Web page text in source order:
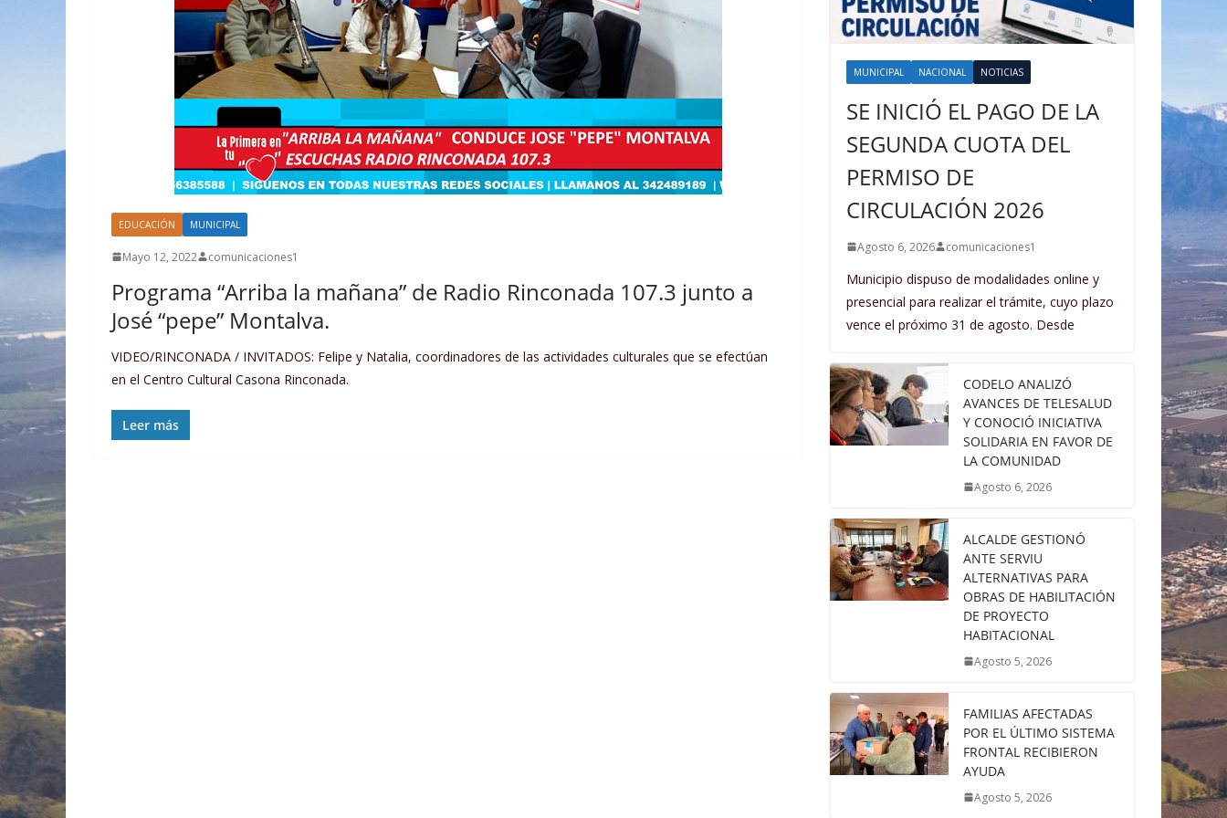
EDUCACIÓN MUNICIPAL
Mayo 12, 2022 comunicaciones1
Programa “Arriba la mañana” de Radio Rinconada 107.3 junto a
José “pepe” Montalva.
VIDEO/RINCONADA / INVITADOS: Felipe y Natalia, coordinadores de las actividades culturales que se efectúan
en el Centro Cultural Casona Rinconada.
Leer más
MUNICIPAL NACIONAL NOTICIAS
SE INICIÓ EL PAGO DE LA
SEGUNDA CUOTA DEL
PERMISO DE
CIRCULACIÓN 2026
Agosto 6, 2026 comunicaciones1
Municipio dispuso de modalidades online y
presencial para realizar el trámite, cuyo plazo
vence el próximo 31 de agosto. Desde
CODELO ANALIZÓ
AVANCES DE TELESALUD
Y CONOCIÓ INICIATIVA
SOLIDARIA EN FAVOR DE
LA COMUNIDAD
Agosto 6, 2026
ALCALDE GESTIONÓ
ANTE SERVIU
ALTERNATIVAS PARA
OBRAS DE HABILITACIÓN
DE PROYECTO
HABITACIONAL
Agosto 5, 2026
FAMILIAS AFECTADAS
POR EL ÚLTIMO SISTEMA
FRONTAL RECIBIERON
AYUDA
Agosto 5, 2026